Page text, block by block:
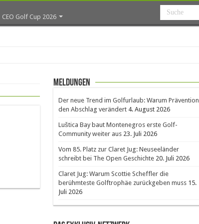
CEO Golf Cup 2026
Meldungen
Der neue Trend im Golfurlaub: Warum Prävention
den Abschlag verändert 4. August 2026
Luštica Bay baut Montenegros erste Golf-
Community weiter aus 23. Juli 2026
Vom 85. Platz zur Claret Jug: Neuseeländer
schreibt bei The Open Geschichte 20. Juli 2026
Claret Jug: Warum Scottie Scheffler die
berühmteste Golftrophäe zurückgeben muss 15.
Juli 2026